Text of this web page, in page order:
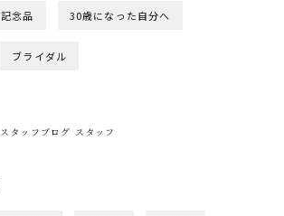
記念品 30歳になった自分へ
ブライダル
スタッフブログ スタッフ